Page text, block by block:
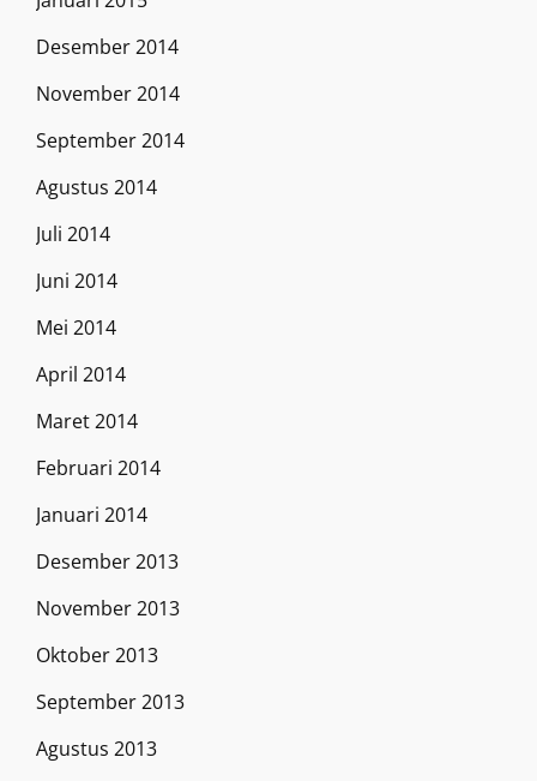
Desember 2014
November 2014
September 2014
Agustus 2014
Juli 2014
Juni 2014
Mei 2014
April 2014
Maret 2014
Februari 2014
Januari 2014
Desember 2013
November 2013
Oktober 2013
September 2013
Agustus 2013